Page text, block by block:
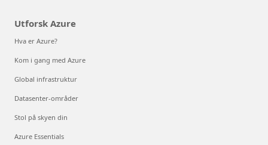
Utforsk Azure
Hva er Azure?
Kom i gang med Azure
Global infrastruktur
Datasenter-områder
Stol på skyen din
Azure Essentials